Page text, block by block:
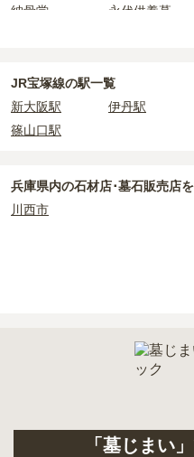
・納骨式の費用
：お墓に遺骨
正確な費用は、区画や石材の選
積もりを取るまで確定しません。
現地への見学が難しい場合は、
内を取り寄せることができます。
契約条件の詳細は、各霊園のペ
納骨堂
永代供養墓
JR宝塚線の駅一覧
新大阪駅
伊丹駅
篠山口駅
兵庫県内の石材店･墓石販売店
川西市
「墓じまい